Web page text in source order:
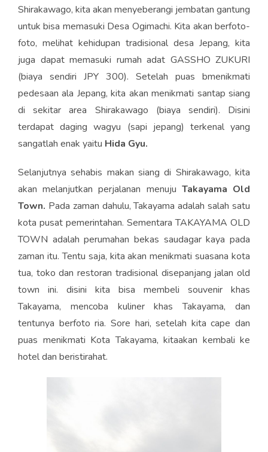
Shirakawago, kita akan menyeberangi jembatan gantung
untuk bisa memasuki Desa Ogimachi. Kita akan berfoto-
foto, melihat kehidupan tradisional desa Jepang, kita
juga dapat memasuki rumah adat GASSHO ZUKURI
(biaya sendiri JPY 300). Setelah puas bmenikmati
pedesaan ala Jepang, kita akan menikmati santap siang
di sekitar area Shirakawago (biaya sendiri). Disini
terdapat daging wagyu (sapi jepang) terkenal yang
sangatlah enak yaitu Hida Gyu.
Selanjutnya sehabis makan siang di Shirakawago, kita
akan melanjutkan perjalanan menuju Takayama Old
Town. Pada zaman dahulu, Takayama adalah salah satu
kota pusat pemerintahan. Sementara TAKAYAMA OLD
TOWN adalah perumahan bekas saudagar kaya pada
zaman itu. Tentu saja, kita akan menikmati suasana kota
tua, toko dan restoran tradisional disepanjang jalan old
town ini. disini kita bisa membeli souvenir khas
Takayama, mencoba kuliner khas Takayama, dan
tentunya berfoto ria. Sore hari, setelah kita cape dan
puas menikmati Kota Takayama, kitaakan kembali ke
hotel dan beristirahat.